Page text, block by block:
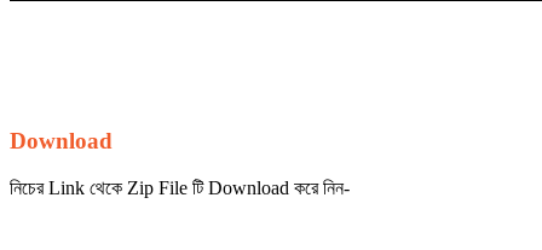
Download
নিচের Link থেকে Zip File টি Download করে নিন-